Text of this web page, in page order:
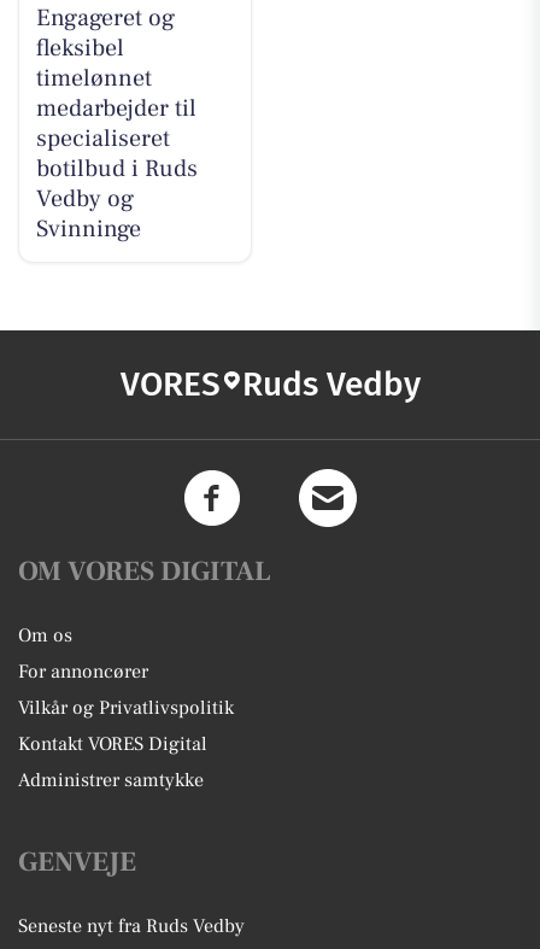
Engageret og
fleksibel
timelønnet
medarbejder til
specialiseret
botilbud i Ruds
Vedby og
Svinninge
VORES Ruds Vedby
OM VORES DIGITAL
Om os
For annoncører
Vilkår og Privatlivspolitik
Kontakt VORES Digital
Administrer samtykke
GENVEJE
Seneste nyt fra Ruds Vedby